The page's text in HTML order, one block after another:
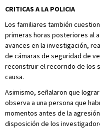
CRITICAS A LA POLICIA
Los familiares también
primeras horas posteriores al
avances en la investigación,
de cámaras de seguridad de
reconstruir el recorrido de los
causa.
Asimismo, señalaron que
observa a una persona que
momentos antes de la
disposición de los